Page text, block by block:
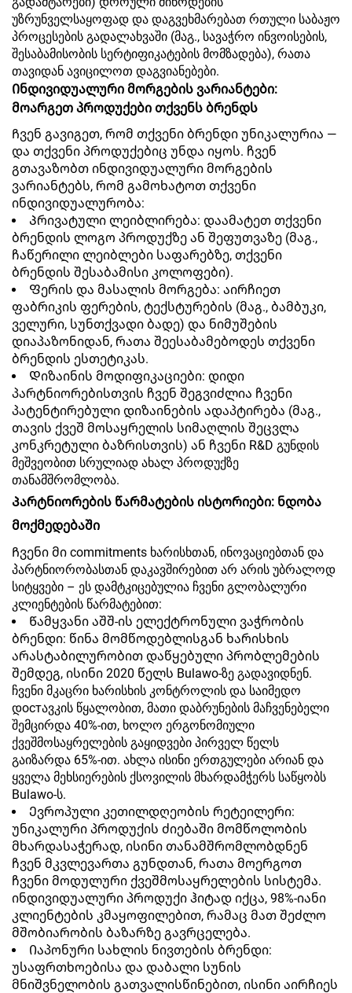
უზრუნველსაყოფად და დაგვეხმარებათ რთული საბაჟო
პროცესების გადალახვაში (მაგ., სავაჭრო ინვოისების,
შესაბამისობის სერტიფიკატების მომზადება), რათა
თავიდან ავიცილოთ დაგვიანებები.
Ინდივიდუალური მორგების ვარიანტები:
მოარგეთ პროდუქები თქვენს ბრენდს
Ჩვენ გავიგეთ, რომ თქვენი ბრენდი უნიკალურია —
და თქვენი პროდუქებიც უნდა იყოს. ჩვენ
გთავაზობთ ინდივიდუალური მორგების
ვარიანტებს, რომ გამოხატოთ თქვენი
ინდივიდუალურობა:
Პრივატული ლეიბლირება: დაამატეთ თქვენი
ბრენდის ლოგო პროდუქზე ან შეფუთვაზე (მაგ.,
ჩაწერილი ლეიბლები საფარებზე, თქვენი
ბრენდის შესაბამისი კოლოფები).
Ფერის და მასალის მორგება: აირჩიეთ
ფაბრიკის ფერების, ტექსტურების (მაგ., ბამბუკი,
ველური, სუნთქვადი ბადე) და ნიმუშების
დიაპაზონიდან, რათა შეესაბამებოდეს თქვენი
ბრენდის ესთეტიკას.
Დიზაინის მოდიფიკაციები: დიდი
პარტნიორებისთვის ჩვენ შეგვიძლია ჩვენი
პატენტირებული დიზაინების ადაპტირება (მაგ.,
თავის ქვეშ მოსაყრელის სიმაღლის შეცვლა
კონკრეტული ბაზრისთვის) ან ჩვენი R&D გუნდის
მეშვეობით სრულიად ახალ პროდუქზე
თანამშრომლობა.
Პარტნიორების წარმატების ისტორიები: ნდობა
მოქმედებაში
Ჩვენი მი commitments ხარისხთან, ინოვაციებთან და
პარტნიორობასთან დაკავშირებით არ არის უბრალოდ
სიტყვები – ეს დამტკიცებულია ჩვენი გლობალური
კლიენტების წარმატებით:
Წამყვანი აშშ-ის ელექტრონული ვაჭრობის
ბრენდი: წინა მომწოდებლისგან ხარისხის
არასტაბილურობით დაწყებული პრობლემების
შემდეგ, ისინი 2020 წელს Bulawo-ზე გადავიდნენ.
ჩვენი მკაცრი ხარისხის კონტროლის და საიმედო
დостავკის წყალობით, მათი დაბრუნების მაჩვენებელი
შემცირდა 40%-ით, ხოლო ერგონომიული
ქვეშმოსაყრელების გაყიდვები პირველ წელს
გაიზარდა 65%-ით. ახლა ისინი ერთგულები არიან და
ყველა მეხსიერების ქსოვილის მხარდამჭერს საწყობს
Bulawo-ს.
Ევროპული კეთილდღეობის რეტეილერი:
უნიკალური პროდუქის ძიებაში მომწოლობის
მხარდასაჭერად, ისინი თანამშრომლობდნენ
ჩვენ მკვლევართა გუნდთან, რათა მოერგოთ
ჩვენი მოდულური ქვეშმოსაყრელების სისტემა.
ინდივიდუალური პროდუქი ჰიტად იქცა, 98%-იანი
კლიენტების კმაყოფილებით, რამაც მათ შეძლო
მშობიარობის ბაზარზე გავრცელება.
Იაპონური სახლის ნივთების ბრენდი:
უსაფრთხოებისა და დაბალი სუნის
მნიშვნელობის გათვალისწინებით, ისინი აირჩიეს